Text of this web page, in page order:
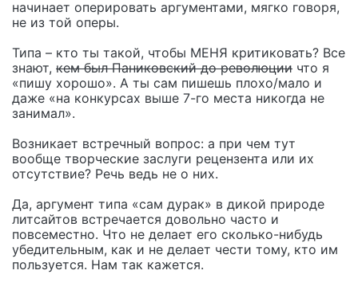
начинает оперировать аргументами, мягко говоря,
не из той оперы.
Типа – кто ты такой, чтобы МЕНЯ критиковать? Все
знают, кем был Паниковский до революции что я
«пишу хорошо». А ты сам пишешь плохо/мало и
даже «на конкурсах выше 7-го места никогда не
занимал».
Возникает встречный вопрос: а при чем тут
вообще творческие заслуги рецензента или их
отсутствие? Речь ведь не о них.
Да, аргумент типа «сам дурак» в дикой природе
литсайтов встречается довольно часто и
повсеместно. Что не делает его сколько-нибудь
убедительным, как и не делает чести тому, кто им
пользуется. Нам так кажется.